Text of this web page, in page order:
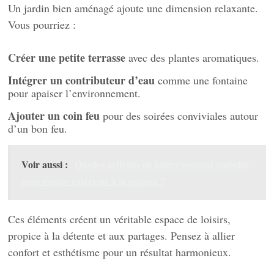
Un jardin bien aménagé ajoute une dimension relaxante.
Vous pourriez :
Créer une petite terrasse avec des plantes aromatiques.
Intégrer un contributeur d’eau comme une fontaine
pour apaiser l’environnement.
Ajouter un coin feu pour des soirées conviviales autour
d’un bon feu.
Voir aussi :
Ces éléments créent un véritable espace de loisirs,
propice à la détente et aux partages. Pensez à allier
confort et esthétisme pour un résultat harmonieux.